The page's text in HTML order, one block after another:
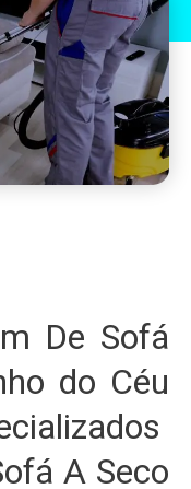
De Sofá
do Céu
A Seco